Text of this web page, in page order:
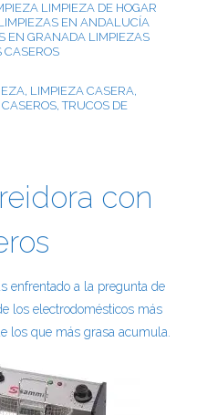
LIMPIEZA DE HOGAR
EN ANDALUCÍA
EN GRANADA LIMPIEZAS
CASEROS
, LIMPIEZA CASERA,
,TRUCOS DE
con
enfrentado a la pregunta de
los electrodomésticos más
los que más grasa acumula.